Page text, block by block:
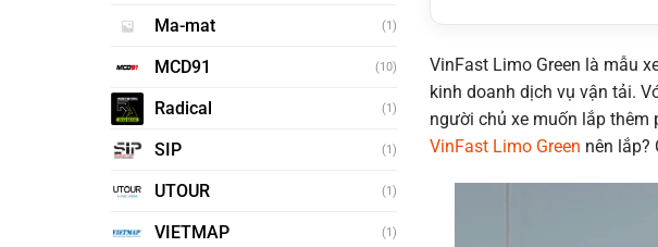
Ma-mat (1)
MCD91 (10)
Radical (1)
SIP (1)
UTOUR (1)
VIETMAP (1)
VinFast Limo Green là mẫu
kinh doanh dịch vụ vận tải.
người chủ xe muốn lắp thêm
VinFast Limo Green nên lắp?